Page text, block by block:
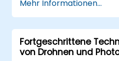
Sie lernen, den ABB
effektiv zu bedienen.
Sie kennen die
robotergesteuerten
Mehr Informationen...
Fortgeschrittene
von Drohnen und